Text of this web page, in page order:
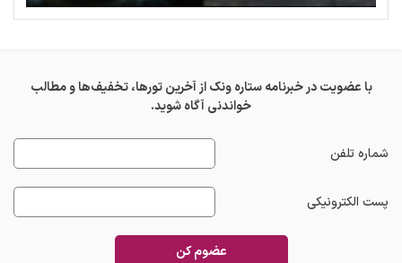
با عضویت در خبرنامه ستاره ونک از آخرین تورها، تخفیف‌ها و مطالب
خواندنی آگاه شوید.
شماره تلفن
پست الکترونیکی
عضوم کن